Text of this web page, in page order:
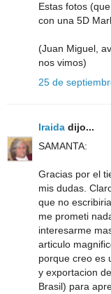
Estas fotos
con una 5D
(Juan Miguel,
nos vimos)
25 de
Iraida dijo...
SAMANTA:
Gracias por el
mis dudas.
que no
me prometi
interesarme
articulo
porque creo es
y exportacion
Brasil) para